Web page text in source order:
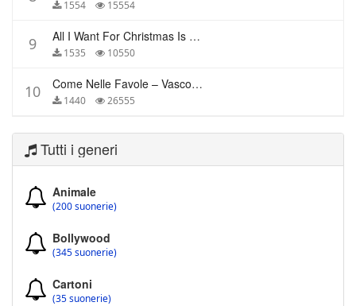
1554 15554
9 All I Want For Christmas Is You – Mariah Carey
1535 10550
10 Come Nelle Favole – Vasco Rossi
1440 26555
Tutti i generi
Animale
(200 suonerie)
Bollywood
(345 suonerie)
Cartoni
(35 suonerie)